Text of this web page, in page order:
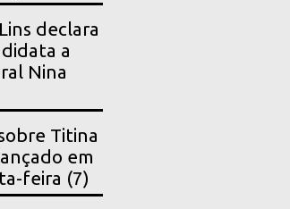
declara
a
Nina
Titina
em
feira (7)